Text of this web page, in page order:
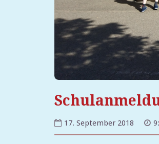
17. September 2018